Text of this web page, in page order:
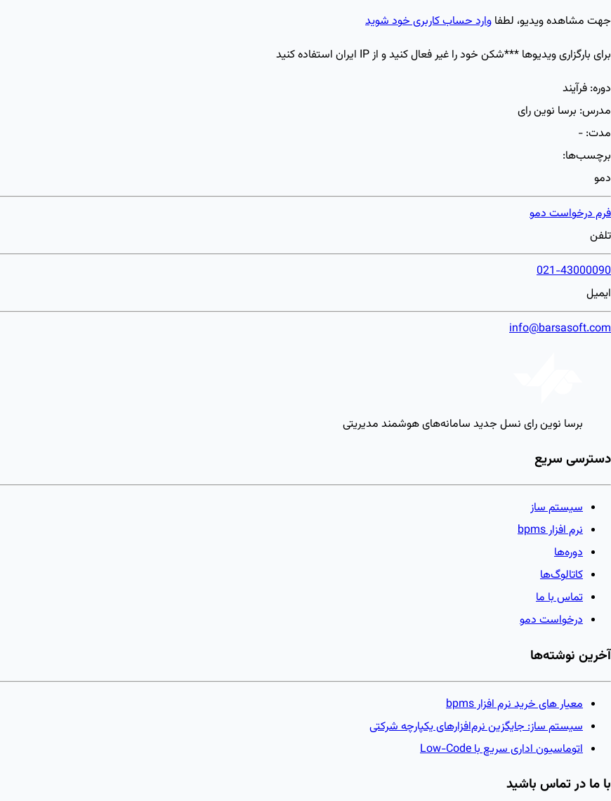
جهت مشاهده ویدیو، لطفا وارد حساب کاربری خود شوید
برای بارگزاری ویدیو‌ها ***شکن خود را غیر فعال کنید و از IP ایران استفاده کنید
دوره: فرآیند
مدرس: برسا نوین رای
مدت: -
برچسب‌ها:
دمو
فرم درخواست دمو
تلفن
021-43000090
ایمیل
info@barsasoft.com
برسا نوین رای نسل جدید سامانه‌های هوشمند مدیریتی
دسترسی سریع
سیستم ساز
نرم افزار bpms
دوره‌ها
کاتالوگ‌ها
تماس با ما
درخواست دمو
آخرین نوشته‌ها
معیار های خرید نرم افزار bpms
سیستم ساز: جایگزین نرم‌افزارهای یکپارچه شرکتی
اتوماسیون اداری سریع با Low-Code
با ما در تماس باشید